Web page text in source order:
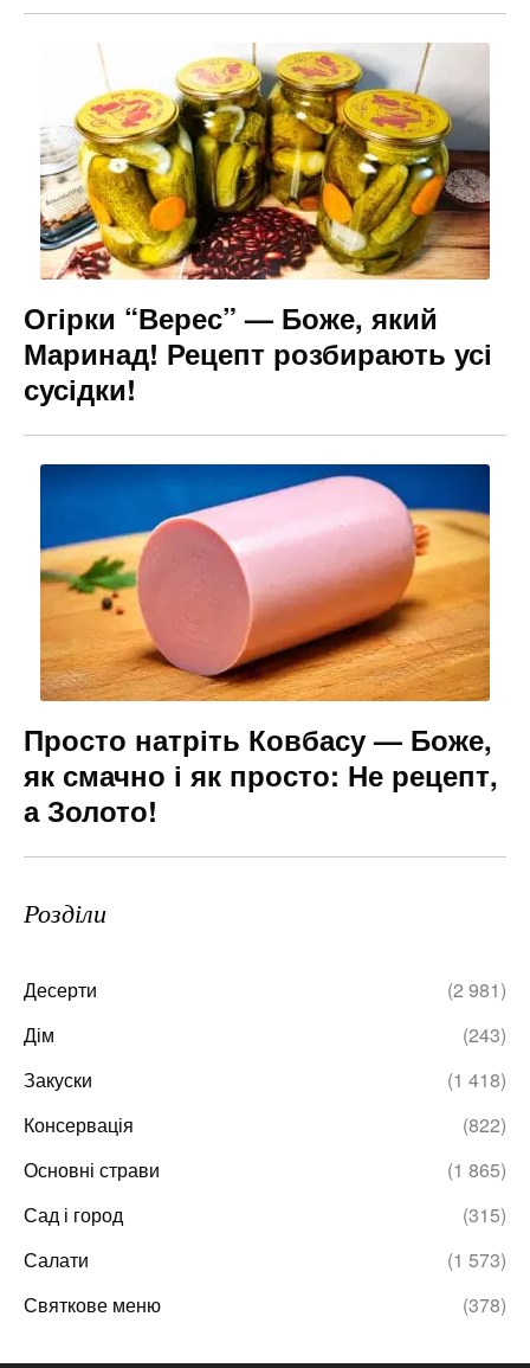
Огірки “Верес” — Боже, який
Маринад! Рецепт розбирають усі
сусідки!
Просто натріть Ковбасу — Боже,
як смачно і як просто: Не рецепт,
а Золото!
Розділи
Десерти
(2 981)
Дім
(243)
Закуски
(1 418)
Консервація
(822)
Основні страви
(1 865)
Сад і город
(315)
Салати
(1 573)
Святкове меню
(378)